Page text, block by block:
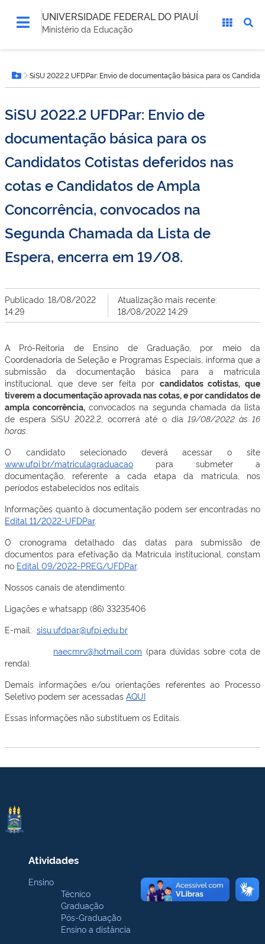
UNIVERSIDADE FEDERAL DO PIAUÍ
Ministério da Educação
está
aqui:Botão Menu
SiSU 2022.2 UFDPar: Envio de documentação básica para os
SiSU 2022.2 UFDPar: Envio de
documentação básica para os
Candidatos Cotistas deferidos nas
cotas e Candidatos de Ampla
Concorrência, convocados na
Segunda Chamada da Lista de
Espera, encerra em 19/08.
Publicado: 18/08/2022
14:29
Atualização mais recente:
18/08/2022 14:29
A Pró-Reitoria de Ensino de Graduação, por meio da
Coordenadoria de Seleção e Programas Especiais, informa que a
submissão da documentação básica para a matrícula
institucional, que deve ser feita por candidatos cotistas, que
tiverem a documentação aprovada nas cotas, e por candidatos de
ampla concorrência, convocados na segunda chamada da lista
de espera SiSU 2022.2, ocorrerá até o dia 19/08/2022 às 16
horas
O candidato selecionado deverá acessar o site
www.ufpi.br/matriculagraduacao para submeter a
documentação, referente a cada etapa da matrícula, nos
períodos estabelecidos nos editais.
Informações quanto à documentação podem ser encontradas no
Edital 11/2022-UFDPar.
O cronograma detalhado das datas para submissão de
documentos para efetivação da Matrícula institucional, constam
no Edital 09/2022-PREG/UFDPar.
Nossos canais de atendimento:
Ligações e whatsapp (86) 33235406
E-mail: sisu.ufdpar@ufpi.edu.br
naecmrv@hotmail.com (para dúvidas sobre cota de
renda).
Demais informações e/ou orientações referentes ao Processo
Seletivo podem ser acessadas AQUI
Essas informações não substituem os Editais.
Atividades
Ensino
Técnico
Graduação
Pós-Graduação
Ensino a distância